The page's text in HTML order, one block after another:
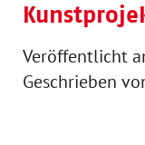
Veröffentlicht
Geschrieben